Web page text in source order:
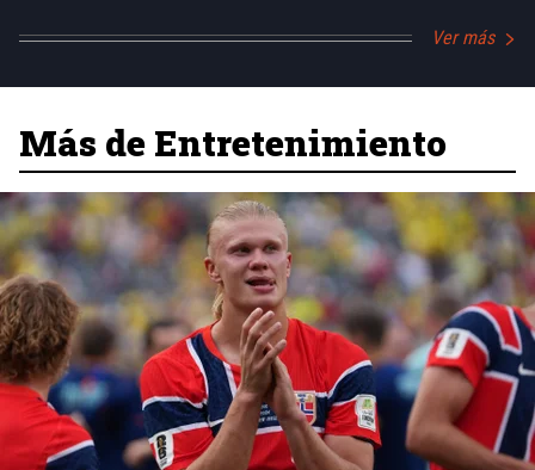
Ver más
Más de Entretenimiento